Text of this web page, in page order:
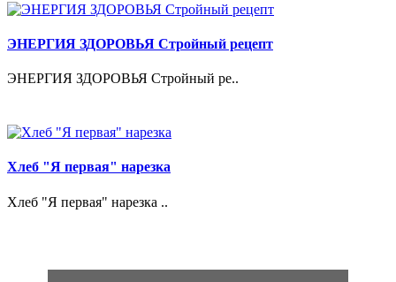
ЭНЕРГИЯ ЗДОРОВЬЯ Стройный рецепт
ЭНЕРГИЯ ЗДОРОВЬЯ Стройный ре..
Хлеб "Я первая" нарезка
Хлеб "Я первая" нарезка ..